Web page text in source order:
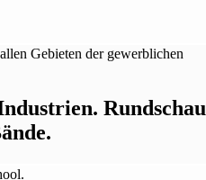
Rundschau